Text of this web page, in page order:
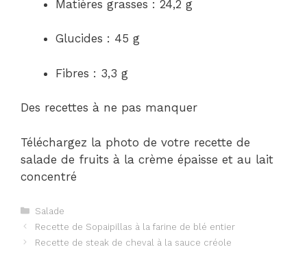
Matières grasses : 24,2 g
Glucides : 45 g
Fibres : 3,3 g
Des recettes à ne pas manquer
Téléchargez la photo de votre recette de
salade de fruits à la crème épaisse et au lait
concentré
Catégories
Salade
Navigation
des
Recette de Sopaipillas à la farine de blé entier
Recette de steak de cheval à la sauce créole